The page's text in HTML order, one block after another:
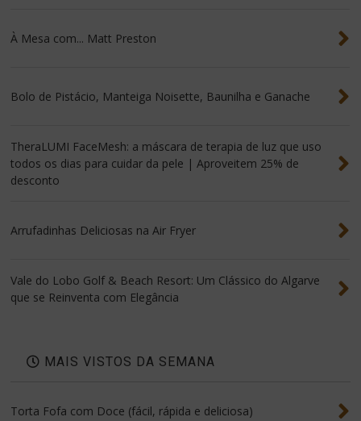
À Mesa com... Matt Preston
Bolo de Pistácio, Manteiga Noisette, Baunilha e Ganache
TheraLUMI FaceMesh: a máscara de terapia de luz que uso
todos os dias para cuidar da pele | Aproveitem 25% de
desconto
Arrufadinhas Deliciosas na Air Fryer
Vale do Lobo Golf & Beach Resort: Um Clássico do Algarve
que se Reinventa com Elegância
MAIS VISTOS DA SEMANA
Torta Fofa com Doce (fácil, rápida e deliciosa)